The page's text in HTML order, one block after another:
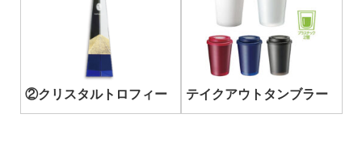
②クリスタルトロフィー テイクアウトタンブラー